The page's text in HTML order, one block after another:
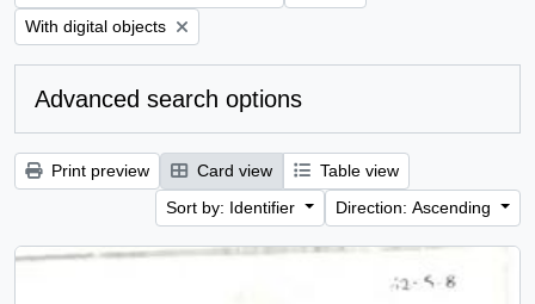
Remove filter:
With digital objects
Advanced search options
Print preview Card view
Table view
Sort by: Identifier
Direction: Ascending